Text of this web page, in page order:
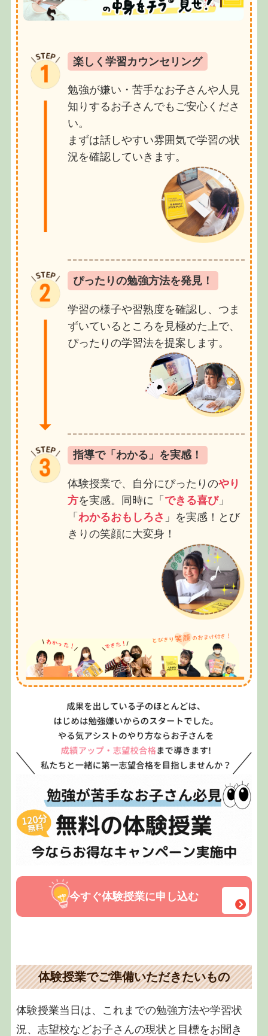
楽しく学習カウンセリング
勉強が嫌い・苦手なお子さんや人見
知りするお子さんでもご安心くださ
い。
まずは話しやすい雰囲気で学習の状
況を確認していきます。
ぴったりの勉強方法を発見！
学習の様子や習熟度を確認し、つま
ずいているところを見極めた上で、
ぴったりの学習法を提案します。
指導で「わかる」を実感！
体験授業で、自分にぴったりのやり
方を実感。同時に「 できる喜び」
「 わかるおもしろさ 」を実感！とび
きりの笑顔に大変身！
今すぐ体験授業に申し込む
体験授業でご準備いただきたいもの
体験授業当日は、これまでの勉強方法や学習状
況、志望校などお子さんの現状と目標をお聞き